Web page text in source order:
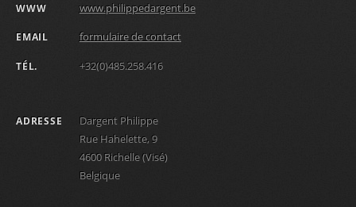
WWW www.philippedargent.be
EMAIL formulaire de contact
TÉL. +32(0)485.258.416
ADRESSE
Dargent Philippe
Rue Hahelette, 9
4600 Richelle (Visé)
Belgique